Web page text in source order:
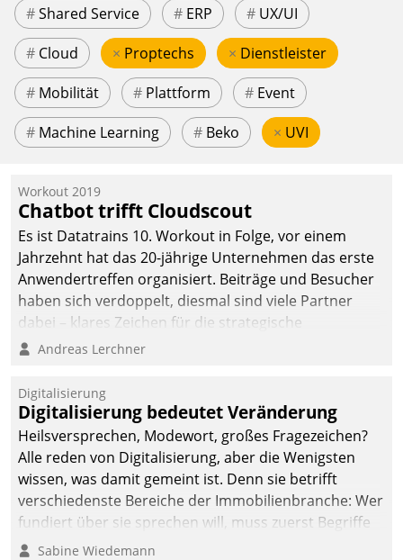
#Shared Service # ERP # UX/UI
# Cloud × Proptechs × Dienstleister
# Mobilität # Plattform # Event
# Machine Learning # Beko × UVI
Workout 2019
Chatbot trifft Cloudscout
Es ist Datatrains 10. Workout in Folge, vor einem
Jahrzehnt hat das 20-jährige Unternehmen das erste
Anwendertreffen organisiert. Beiträge und Besucher
haben sich verdoppelt, diesmal sind viele Partner
dabei – klares Zeichen für die strategische
Fokussierung auf den Kunden.
Andreas Lerchner
Digitalisierung
Digitalisierung bedeutet Veränderung
Heilsversprechen, Modewort, großes Fragezeichen?
Alle reden von Digitalisierung, aber die Wenigsten
wissen, was damit gemeint ist. Denn sie betrifft
verschiedenste Bereiche der Immobilienbranche: Wer
fundiert über sie sprechen will, muss zuerst Begriffe
klären. Ein Aspekt ist die betriebliche Optimierung:
Sabine Wiedemann